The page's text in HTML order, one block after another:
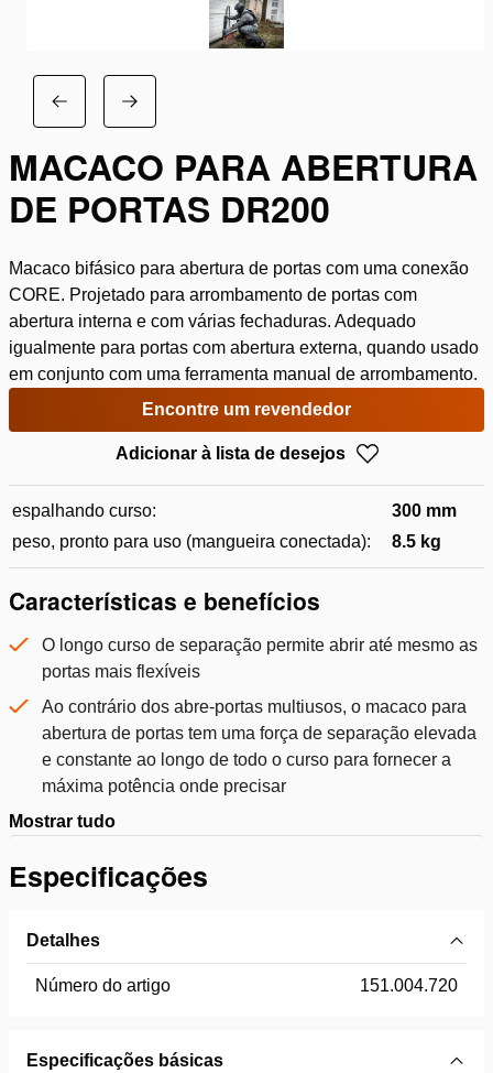
MACACO PARA ABERTURA
DE PORTAS DR200
Macaco bifásico para abertura de portas com uma conexão
CORE. Projetado para arrombamento de portas com
abertura interna e com várias fechaduras. Adequado
igualmente para portas com abertura externa, quando usado
em conjunto com uma ferramenta manual de arrombamento.
Encontre um revendedor
Adicionar à lista de desejos
espalhando curso:
300 mm
peso, pronto para uso (mangueira conectada):
8.5 kg
Características e benefícios
O longo curso de separação permite abrir até mesmo as
portas mais flexíveis
Ao contrário dos abre-portas multiusos, o macaco para
abertura de portas tem uma força de separação elevada
e constante ao longo de todo o curso para fornecer a
máxima potência onde precisar
Mostrar tudo
Especificações
Detalhes
Número do artigo 151.004.720
Especificações básicas